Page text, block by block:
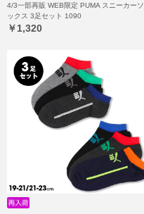
4/3一部再販 WEB限定 PUMA スニーカーソ
ックス 3足セット 1090
￥1,320